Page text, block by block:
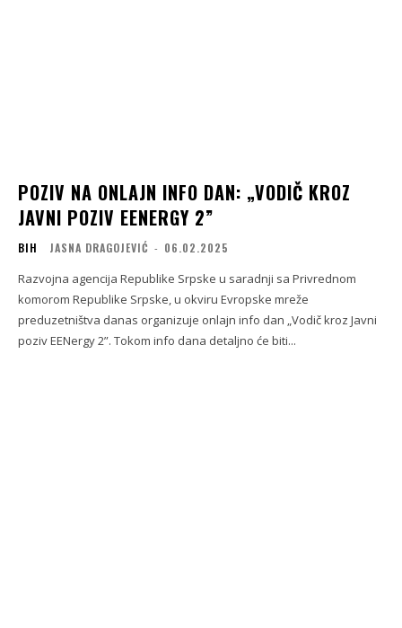
POZIV NA ONLAJN INFO DAN: „VODIČ KROZ
JAVNI POZIV EENERGY 2”
BIH JASNA DRAGOJEVIĆ - 06.02.2025
Razvojna agencija Republike Srpske u saradnji sa Privrednom
komorom Republike Srpske, u okviru Evropske mreže
preduzetništva danas organizuje onlajn info dan „Vodič kroz Javni
poziv EENergy 2”. Tokom info dana detaljno će biti...